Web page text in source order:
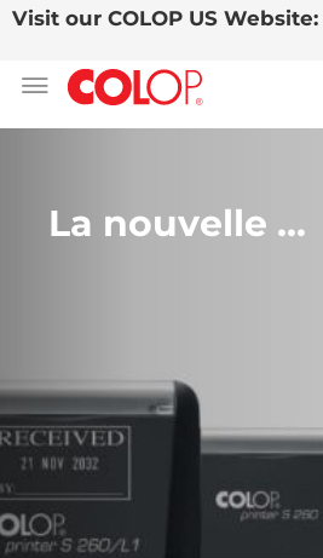
Visit our COLOP US Website:
La nouvelle ...